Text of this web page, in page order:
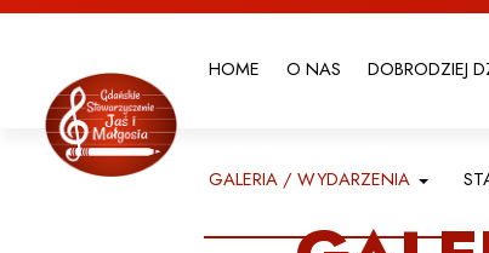
HOME O NAS DOBRODZIEJ
GALERIA / WYDARZENIA